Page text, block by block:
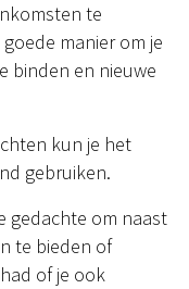
te
manier om je
binden en nieuwe
kun je het
gebruiken.
gedachte om naast
te bieden of
of je ook